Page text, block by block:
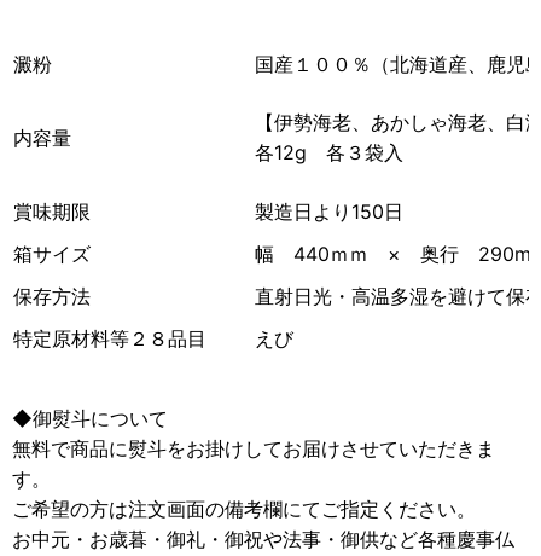
澱粉 国産１００％（北海道産、鹿児
内容量
【伊勢海老、あかしゃ海老、
各12g 各３袋入
賞味期限
製造日より150日
箱サイズ
幅 440ｍｍ × 奥行 290m
保存方法
直射日光・高温多湿を避けて保
特定原材料等２８品目
えび
◆御熨斗について
無料で商品に熨斗をお掛けしてお届けさせていただきま
す。
ご希望の方は注文画面の備考欄にてご指定ください。
お中元・お歳暮・御礼・御祝や法事・御供など各種慶事仏